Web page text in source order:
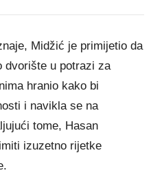
Midžić je primijetio da
dvorište u potrazi za
hranio kako bi
i navikla se na
tome, Hasan
izuzetno rijetke